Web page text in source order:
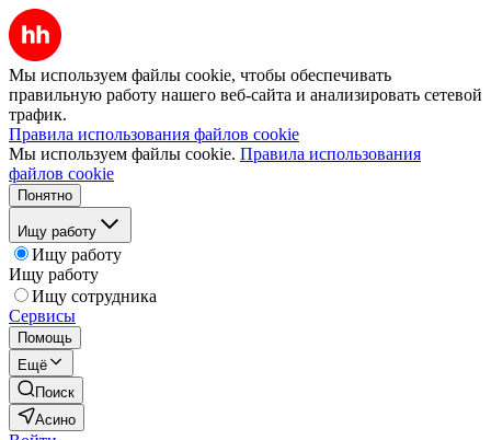
Мы используем файлы cookie, чтобы обеспечивать
правильную работу нашего веб-сайта и анализировать сетевой
трафик.
Правила использования файлов cookie
Мы используем файлы cookie. Правила использования
файлов cookie
Понятно
Ищу работу
Ищу работу
Ищу работу
Ищу сотрудника
Сервисы
Помощь
Ещё
Поиск
Асино